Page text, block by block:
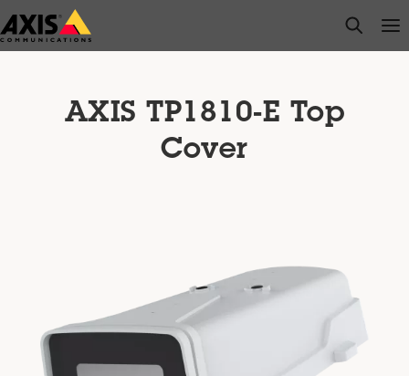
Passer
au
open
AXIS TP1810-E Top
Cover